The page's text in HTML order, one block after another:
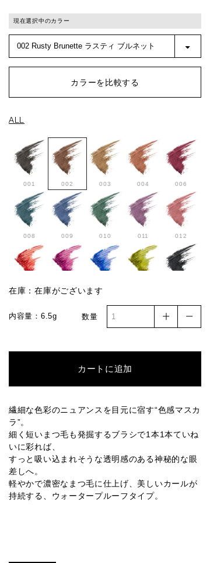
現在選択中のカラー
カラーを比較する
ALL
001 002 003 004 006
008 009 010 011 012
013S 014S 015S
在庫：在庫がございます
内容量：6.5g 数量
カートに追加
繊細な色彩のニュアンスを目元に宿す“色感マスカ
ラ”。
細く短いまつ毛も発掘するブラシで1本1本ていね
いに彩れば、
すっと吸い込まれそうな透明感のある神秘的な眼
差しへ。
軽やかで濃密なまつ毛に仕上げ、美しいカールが
持続する、ウォータープルーフタイプ。